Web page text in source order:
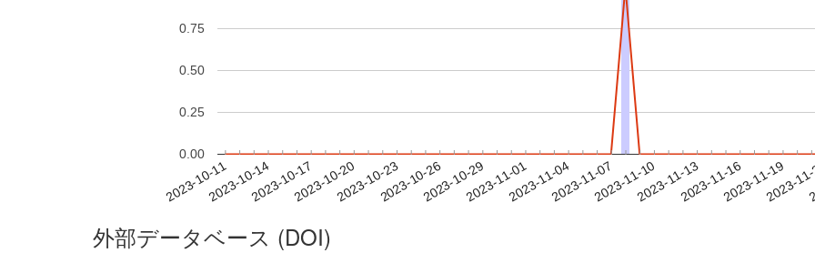
2023-10-112023-10-142023-10-172023-10-202023-10-232023-10-262023-10-292023-11-012023-11-042023-11-072023-11-102023-11-132023-11-162023-11-19
2023-
0.00
0.25
0.50
0.75
外部データベース (DOI)